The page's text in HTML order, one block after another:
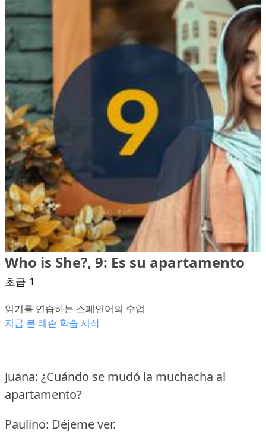
Who is She?, 9: Es su apartamento
초급 1
읽기를 연습하는 스페인어의 수업
지금 본 레슨 학습 시작
Juana: ¿Cuándo se mudó la muchacha al
apartamento?
Paulino: Déjeme ver.